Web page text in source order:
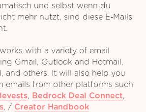
und selbst wenn du
mehr nutzt, sind diese E‑Mails
with a variety of email
Gmail, Outlook and Hotmail,
and others. It will also help you
emails from other platforms such
, Bedrock Deal Connect,
, / Creator Handbook